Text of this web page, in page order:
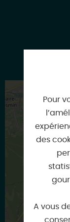
Pour
des
A vous